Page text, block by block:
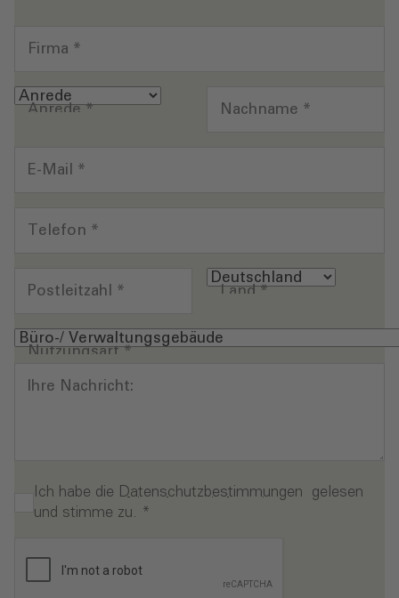
Firma *
Anrede* Nachname *
E-Mail *
Telefon *
Postleitzahl * Land*
Nutzungsart*
Ihre Nachricht:
Ich habe die Datenschutzbestimmungen gelesen
und stimme zu. *